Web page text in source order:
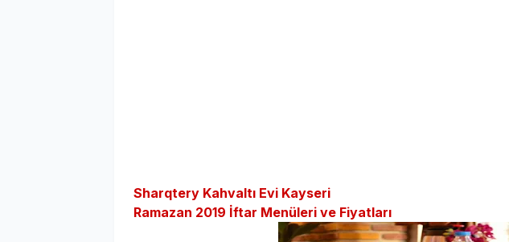
Sharqtery Kahvaltı Evi Kayseri
Ramazan 2019 İftar Menüleri ve Fiyatları